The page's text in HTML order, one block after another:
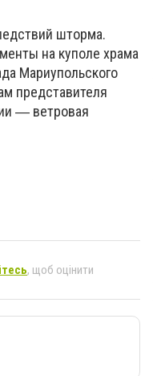
шторма.
на куполе храма
Мариупольского
представителя
― ветровая
, щоб оцінити